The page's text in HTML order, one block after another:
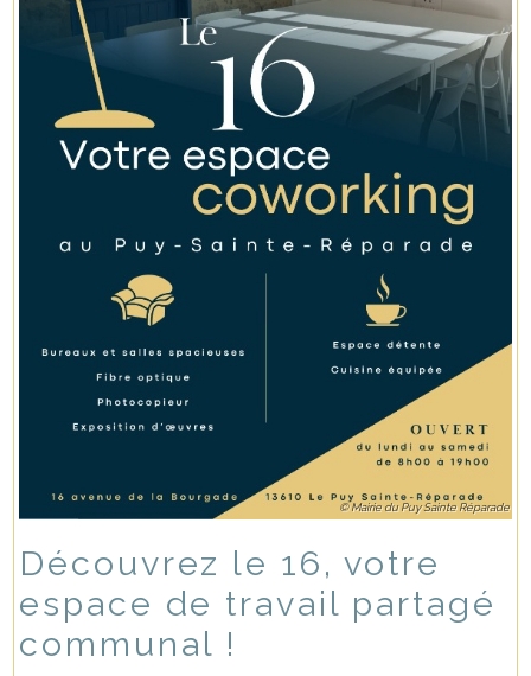
© Mairie du Puy Sainte Réparade
Découvrez le 16, votre
espace de travail partagé
communal !